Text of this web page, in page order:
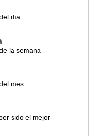
día
la semana
mes
sido el mejor